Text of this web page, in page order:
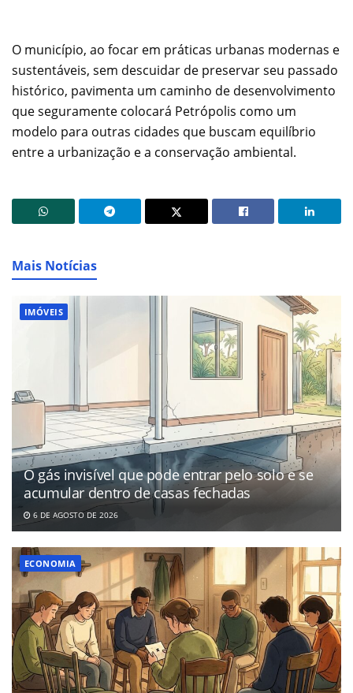
O município, ao focar em práticas urbanas modernas e
sustentáveis, sem descuidar de preservar seu passado
histórico, pavimenta um caminho de desenvolvimento
que seguramente colocará Petrópolis como um
modelo para outras cidades que buscam equilíbrio
entre a urbanização e a conservação ambiental.
Mais Notícias
IMÓVEIS
O gás invisível que pode entrar pelo solo e se
acumular dentro de casas fechadas
6 DE AGOSTO DE 2026
ECONOMIA